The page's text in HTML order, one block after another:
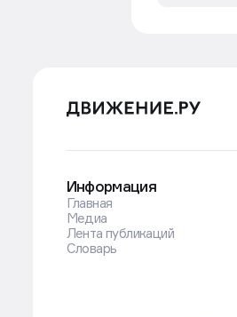
Информация
Главная
Медиа
Лента публикаций
Словарь